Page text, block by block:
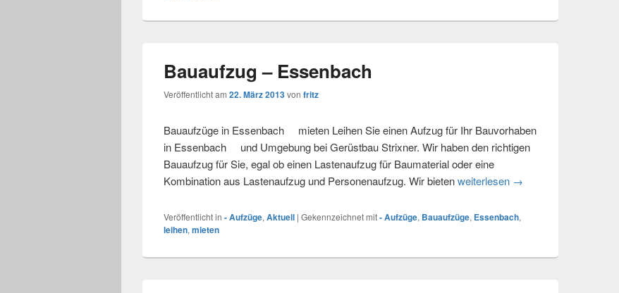
Bauaufzug – Essenbach
Veröffentlicht am 22. März 2013von fritz
Bauaufzüge in Essenbach mieten Leihen Sie einen Aufzug für Ihr Bauvorhaben
in Essenbach und Umgebung bei Gerüstbau Strixner. Wir haben den richtigen
Bauaufzug für Sie, egal ob einen Lastenaufzug für Baumaterial oder eine
Kombination aus Lastenaufzug und Personenaufzug. Wir bietenweiterlesen Bauaufzug – Essenbach
→
Veröffentlicht in - Aufzüge, Aktuell | Gekennzeichnet mit- Aufzüge, Bauaufzüge, Essenbach,
leihen, mieten